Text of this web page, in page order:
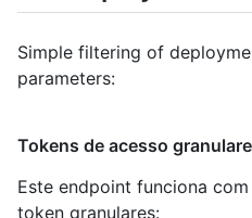
Simple filtering of
parameters:
Tokens de acesso
Este endpoint funciona
token granulares: